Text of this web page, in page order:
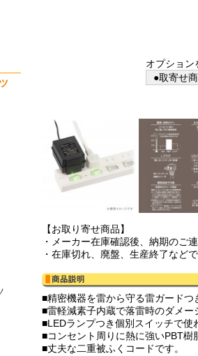
オプション
●取寄せ
【お取り寄せ商品】
・メーカー在庫確認後、納期のご
・在庫切れ、廃盤、生産終了など
■精密機器を雷から守る雷ガードつ
■雷軽減素子内蔵で落雷時のダメー
■LEDランプつき個別スイッチで使
■コンセント周りに熱に強いPBT樹
■丈夫な二重被ふくコードです。